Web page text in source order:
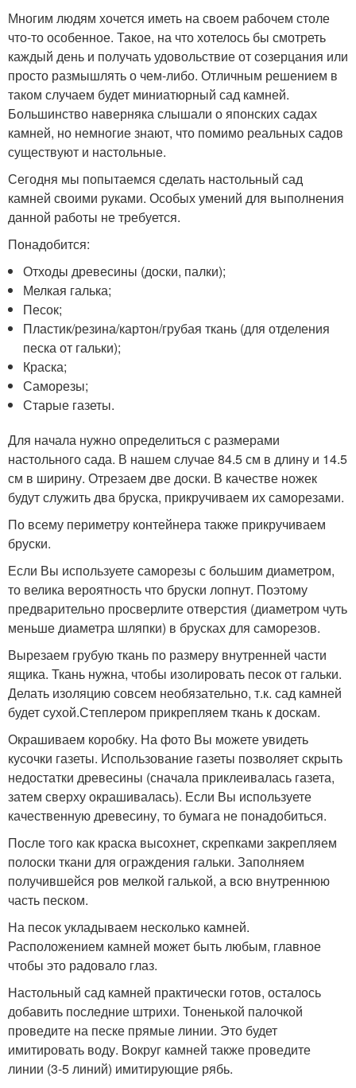
Многим людям хочется иметь на своем рабочем столе
что-то особенное. Такое, на что хотелось бы смотреть
каждый день и получать удовольствие от созерцания или
просто размышлять о чем-либо. Отличным решением в
таком случаем будет миниатюрный сад камней.
Большинство наверняка слышали о японских садах
камней, но немногие знают, что помимо реальных садов
существуют и настольные.
Сегодня мы попытаемся сделать настольный сад
камней своими руками. Особых умений для выполнения
данной работы не требуется.
Понадобится:
Отходы древесины (доски, палки);
Мелкая галька;
Песок;
Пластик/резина/картон/грубая ткань (для отделения
песка от гальки);
Краска;
Саморезы;
Старые газеты.
Для начала нужно определиться с размерами
настольного сада. В нашем случае 84.5 см в длину и 14.5
см в ширину. Отрезаем две доски. В качестве ножек
будут служить два бруска, прикручиваем их саморезами.
По всему периметру контейнера также прикручиваем
бруски.
Если Вы используете саморезы с большим диаметром,
то велика вероятность что бруски лопнут. Поэтому
предварительно просверлите отверстия (диаметром чуть
меньше диаметра шляпки) в брусках для саморезов.
Вырезаем грубую ткань по размеру внутренней части
ящика. Ткань нужна, чтобы изолировать песок от гальки.
Делать изоляцию совсем необязательно, т.к. сад камней
будет сухой.Степлером прикрепляем ткань к доскам.
Окрашиваем коробку. На фото Вы можете увидеть
кусочки газеты. Использование газеты позволяет скрыть
недостатки древесины (сначала приклеивалась газета,
затем сверху окрашивалась). Если Вы используете
качественную древесину, то бумага не понадобиться.
После того как краска высохнет, скрепками закрепляем
полоски ткани для ограждения гальки. Заполняем
получившейся ров мелкой галькой, а всю внутреннюю
часть песком.
На песок укладываем несколько камней.
Расположением камней может быть любым, главное
чтобы это радовало глаз.
Настольный сад камней практически готов, осталось
добавить последние штрихи. Тоненькой палочкой
проведите на песке прямые линии. Это будет
имитировать воду. Вокруг камней также проведите
линии (3-5 линий) имитирующие рябь.